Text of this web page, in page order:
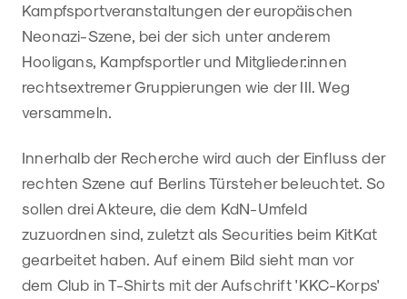
Kampfsportveranstaltungen der europäischen
Neonazi-Szene, bei der sich unter anderem
Hooligans, Kampfsportler und Mitglieder:innen
rechtsextremer Gruppierungen wie der III. Weg
versammeln.
Innerhalb der Recherche wird auch der Einfluss der
rechten Szene auf Berlins Türsteher beleuchtet. So
sollen drei Akteure, die dem KdN-Umfeld
zuzuordnen sind, zuletzt als Securities beim KitKat
gearbeitet haben. Auf einem Bild sieht man vor
dem Club in T-Shirts mit der Aufschrift 'KKC-Korps'